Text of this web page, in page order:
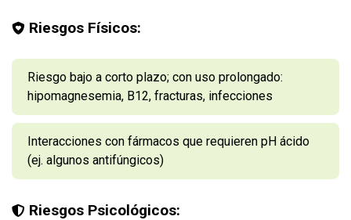
Riesgos Físicos:
Riesgo bajo a corto plazo; con uso prolongado:
hipomagnesemia, B12, fracturas, infecciones
Interacciones con fármacos que requieren pH ácido
(ej. algunos antifúngicos)
Riesgos Psicológicos: